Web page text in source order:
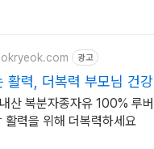
광고
활력, 더복력 부모님 건강
산 복분자종자유 100% 루버
활력을 위해 더복력하세요